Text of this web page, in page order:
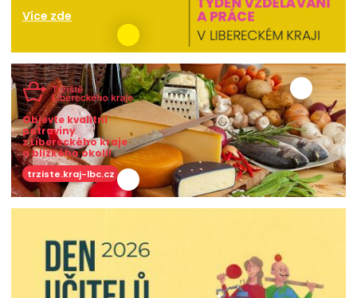
Více zde
Objevte kvalitní
potraviny
z Libereckého kraje
a blízkého okolí!
trziste.kraj-lbc.cz